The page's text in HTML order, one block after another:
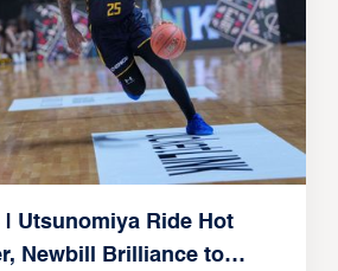
| Utsunomiya Ride Hot
Newbill Brilliance to